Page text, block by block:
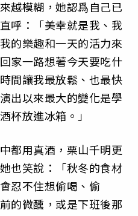
越模糊，她認爲自己已
呼：「美幸就是我、我
的樂趣和一天的活力來
家一路想著今天要吃什
間讓我最放鬆、也最快
出以來最大的變化是學
杯放進冰箱。」
都用真酒，栗山千明更
也笑說：「秋冬的食材
忍不住想偷喝、偷
的微醺，或是下班後那